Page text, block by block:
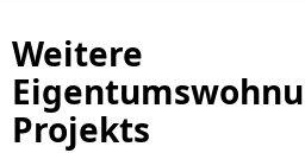
Weitere
Projekts